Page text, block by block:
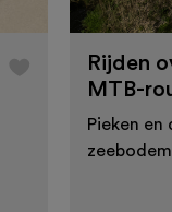
Rijden
MTB-
Pieken